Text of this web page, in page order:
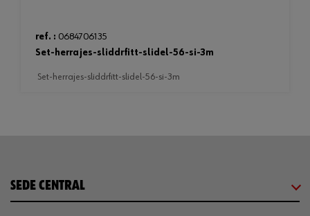
ref. : 0684706135
set-herrajes-sliddrfitt-slidel-56-si-3m
set-herrajes-sliddrfitt-slidel-56-si-3m
SEDE CENTRAL